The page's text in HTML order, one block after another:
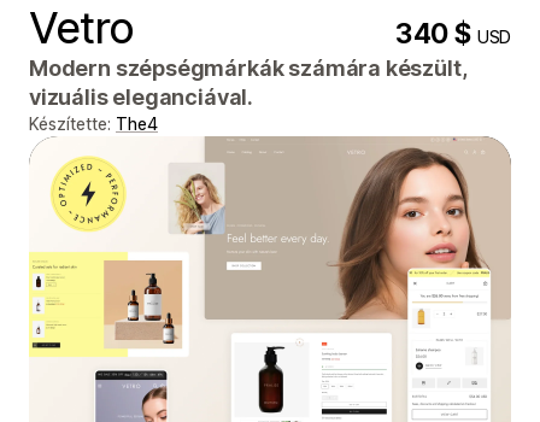
Vetro 340 $USD
Modern szépségmárkák számára készült,
vizuális eleganciával.
Készítette: The4